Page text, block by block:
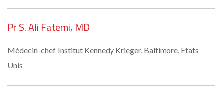
Pr S. Ali Fatemi, MD
Médecin-chef, Institut Kennedy Krieger, Baltimore, Etats
Unis